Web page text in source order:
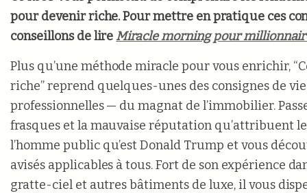
pour devenir riche.Pour mettre en pratique ces
conseillons de lire Miracle morning pour
Plus qu’une méthode miracle pour vous enrichir,
riche” reprend quelques-unes des consignes de
professionnelles — du magnat de l’immobilier.
frasques et la mauvaise réputation qu’attribuent
l’homme public qu’est Donald Trump et vous
avisés applicables à tous. Fort de son expérience
gratte-ciel et autres bâtiments de luxe, il vous